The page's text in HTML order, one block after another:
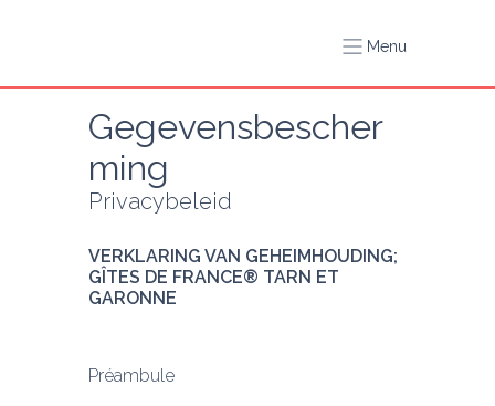
Menu
Gegevensbescher
ming
Privacybeleid
VERKLARING VAN GEHEIMHOUDING;
GÎTES DE FRANCE® TARN ET
GARONNE
Préambule